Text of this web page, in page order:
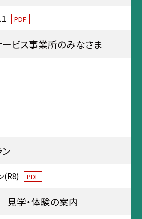
PDF
ビス事業所のみなさま
(R8) PDF
見学・体験の案内